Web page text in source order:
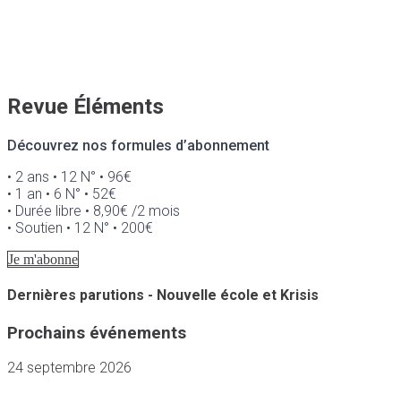
Revue Éléments
Découvrez nos formules d’abonnement
• 2 ans • 12 N° • 96€
• 1 an • 6 N° • 52€
• Durée libre • 8,90€ /2 mois
• Soutien • 12 N° • 200€
Je m'abonne
Dernières parutions - Nouvelle école et Krisis
Prochains événements
24 septembre 2026